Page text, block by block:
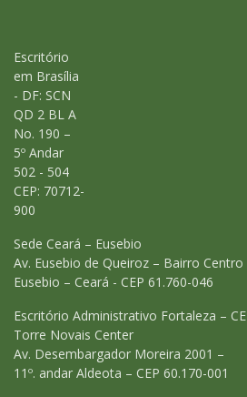
Escritório
em Brasília
- DF: SCN
QD 2 BL A
No. 190 –
5º Andar
502 - 504
CEP: 70712-
900
Sede Ceará – Eusebio
Av. Eusebio de Queiroz – Bairro Centro
Eusebio – Ceará - CEP 61.760-046
Escritório Administrativo Fortaleza – CE
Torre Novais Center
Av. Desembargador Moreira 2001 –
11º. andar Aldeota – CEP 60.170-001